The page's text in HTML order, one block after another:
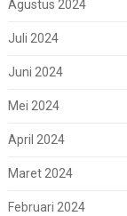
Agustus 2024
Juli 2024
Juni 2024
Mei 2024
April 2024
Maret 2024
Februari 2024